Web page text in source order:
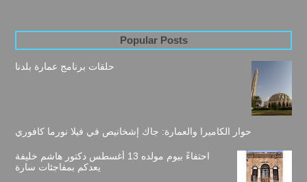
Popular Posts
حلقات برنامج عمارة بلدنا
حوار الكاميرا والعمارة: جاك إشخانيص في فيلا نورما كافوري
احتفاءً بيوم مولده 13 أغسطس دكتور هاشم خليفة
يعدكم بمفاجئات سارة